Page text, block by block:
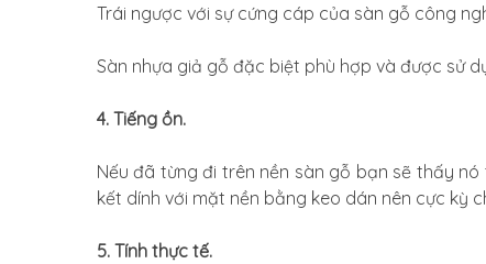
Trái ngược với sự cứng cáp của sàn gỗ công
Sàn nhựa giả gỗ đặc biệt phù hợp và được sử
4. Tiếng ồn.
Nếu đã từng đi trên nền sàn gỗ bạn sẽ thấy
kết dính với mặt nền bằng keo dán nên cực kỳ
5. Tính thực tế.